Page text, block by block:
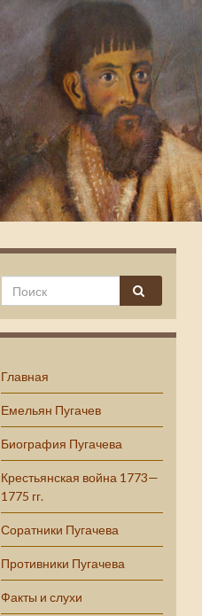
Главная
Емельян Пугачев
Биография Пугачева
Крестьянская война 1773—
1775 гг.
Соратники Пугачева
Противники Пугачева
Факты и слухи